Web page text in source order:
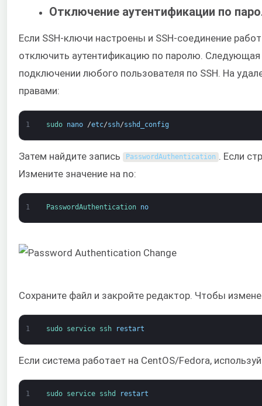
Отключение аутентификации по
Если SSH-ключи настроены и SSH-соединение
отключить аутентификацию по паролю. Следующая
подключении любого пользователя по SSH. На
правами:
1 sudo nano /etc/ssh/sshd_config
Затем найдите запись PasswordAuthentication . Если
Измените значение на no:
1 PasswordAuthentication no
Сохраните файл и закройте редактор. Чтобы
1 sudo service ssh restart
Если система работает на CentOS/Fedora,
1 sudo service sshd restart